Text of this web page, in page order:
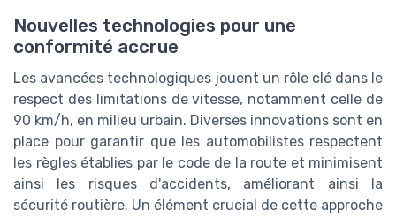
Nouvelles technologies pour une
conformité accrue
Les avancées technologiques jouent un rôle clé dans le
respect des limitations de vitesse, notamment celle de
90 km/h, en milieu urbain. Diverses innovations sont en
place pour garantir que les automobilistes respectent
les règles établies par le code de la route et minimisent
ainsi les risques d'accidents, améliorant ainsi la
sécurité routière. Un élément crucial de cette approche